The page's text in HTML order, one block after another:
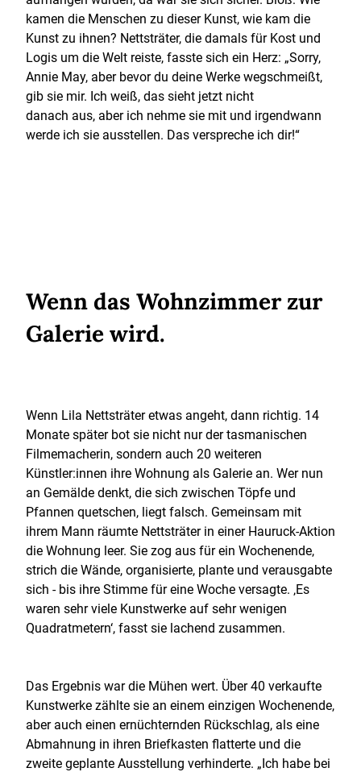
kamen die Menschen zu dieser Kunst, wie kam die
Kunst zu ihnen? Nettsträter, die damals für Kost und
Logis um die Welt reiste, fasste sich ein Herz: „Sorry,
Annie May, aber bevor du deine Werke wegschmeißt,
gib sie mir. Ich weiß, das sieht jetzt nicht
danach aus, aber ich nehme sie mit und irgendwann
werde ich sie ausstellen. Das verspreche ich dir!“
Wenn das Wohnzimmer zur
Galerie wird.
Wenn Lila Nettsträter etwas angeht, dann richtig. 14
Monate später bot sie nicht nur der tasmanischen
Filmemacherin, sondern auch 20 weiteren
Künstler:innen ihre Wohnung als Galerie an. Wer nun
an Gemälde denkt, die sich zwischen Töpfe und
Pfannen quetschen, liegt falsch. Gemeinsam mit
ihrem Mann räumte Nettsträter in einer Hauruck-Aktion
die Wohnung leer. Sie zog aus für ein Wochenende,
strich die Wände, organisierte, plante und verausgabte
sich - bis ihre Stimme für eine Woche versagte. ‚Es
waren sehr viele Kunstwerke auf sehr wenigen
Quadratmetern‘, fasst sie lachend zusammen.
Das Ergebnis war die Mühen wert. Über 40 verkaufte
Kunstwerke zählte sie an einem einzigen Wochenende,
aber auch einen ernüchternden Rückschlag, als eine
Abmahnung in ihren Briefkasten flatterte und die
zweite geplante Ausstellung verhinderte. „Ich habe bei